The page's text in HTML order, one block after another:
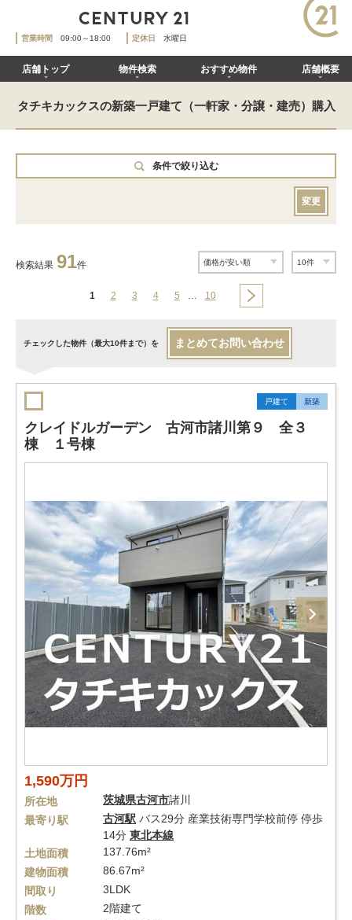
営業時間 09:00～18:00 定休日 水曜日
店舗トップ 物件検索 おすすめ物件 店舗概要
タチキカックスの新築一戸建て（一軒家・分譲・建売）購入
条件で絞り込む
変更
検索結果 91件
1 2 3 4 5 … 10
チェックした物件（最大10件まで）を まとめてお問い合わせ
戸建て 新築
クレイドルガーデン 古河市諸川第９ 全３
棟 １号棟
1,590万円
所在地 茨城県古河市諸川
最寄り駅
古河駅 バス29分 産業技術専門学校前停 停歩
14分 東北本線
土地面積
137.76m²
建物面積
86.67m²
間取り
3LDK
階数
2階建て